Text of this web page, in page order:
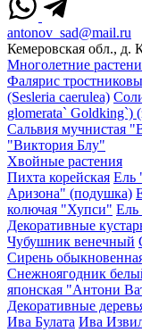
antonov_sad@mail.ru
Кемеровская обл., д.
Многолетние
Фалярис
(Sesleria caerulea)
glomerata` Goldking`)
Сальвия мучнистая
"Виктория Блу"
Хвойные растения
Пихта корейская Ель
Аризона" (подушка)
колючая "Хупси" Ель
Декоративные
Чубушник венечный
Сирень
Снежноягодник
японская "Антони
Декоративные
Ива Булата Ива